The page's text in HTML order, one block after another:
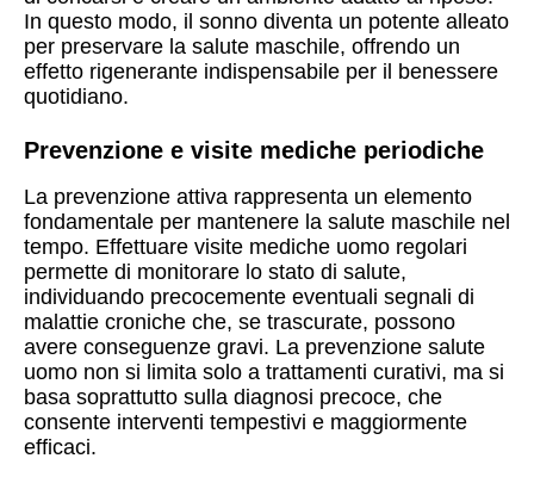
In questo modo, il sonno diventa un potente alleato
per preservare la salute maschile, offrendo un
effetto rigenerante indispensabile per il benessere
quotidiano.
Prevenzione e visite mediche periodiche
La prevenzione attiva rappresenta un elemento
fondamentale per mantenere la salute maschile nel
tempo. Effettuare visite mediche uomo regolari
permette di monitorare lo stato di salute,
individuando precocemente eventuali segnali di
malattie croniche che, se trascurate, possono
avere conseguenze gravi. La prevenzione salute
uomo non si limita solo a trattamenti curativi, ma si
basa soprattutto sulla diagnosi precoce, che
consente interventi tempestivi e maggiormente
efficaci.